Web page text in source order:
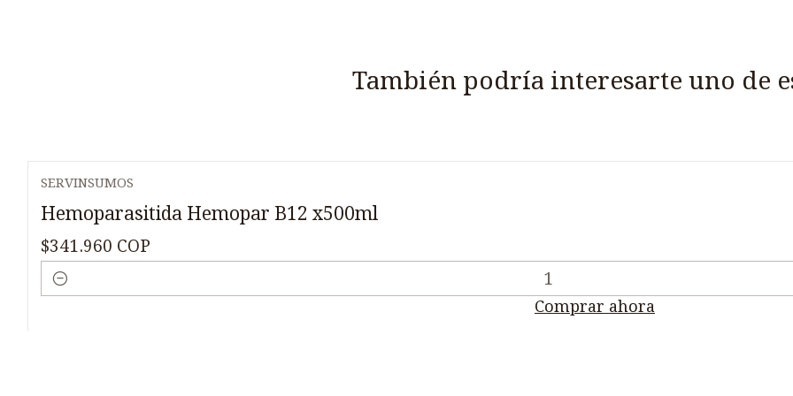
También podría interesarte uno de
SERVINSUMOS
Hemoparasitida Hemopar B12 x500ml
$341.960 COP
Cantidad
Comprar ahora